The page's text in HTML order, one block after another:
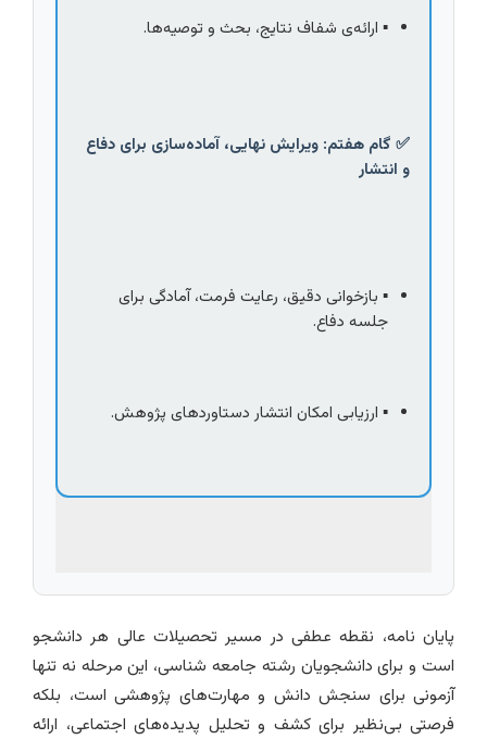
▪️ ارائه‌ی شفاف نتایج، بحث و توصیه‌ها.
و انتشار
جلسه دفاع.
▪️ ارزیابی امکان انتشار دستاوردهای پژوهش.
پایان نامه، نقطه عطفی در مسیر تحصیلات عالی هر دانشجو
است و برای دانشجویان رشته جامعه شناسی، این مرحله نه تنها
آزمونی برای سنجش دانش و مهارت‌های پژوهشی است، بلکه
فرصتی بی‌نظیر برای کشف و تحلیل پدیده‌های اجتماعی، ارائه